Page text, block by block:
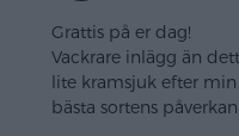
Grattis på er dag!
Vackrare inlägg än
lite kramsjuk efter
bästa sortens påverkan!